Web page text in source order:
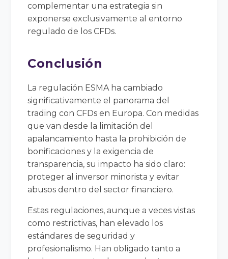
complementar una estrategia sin
exponerse exclusivamente al entorno
regulado de los CFDs.
Conclusión
La regulación ESMA ha cambiado
significativamente el panorama del
trading con CFDs en Europa. Con medidas
que van desde la limitación del
apalancamiento hasta la prohibición de
bonificaciones y la exigencia de
transparencia, su impacto ha sido claro:
proteger al inversor minorista y evitar
abusos dentro del sector financiero.
Estas regulaciones, aunque a veces vistas
como restrictivas, han elevado los
estándares de seguridad y
profesionalismo. Han obligado tanto a